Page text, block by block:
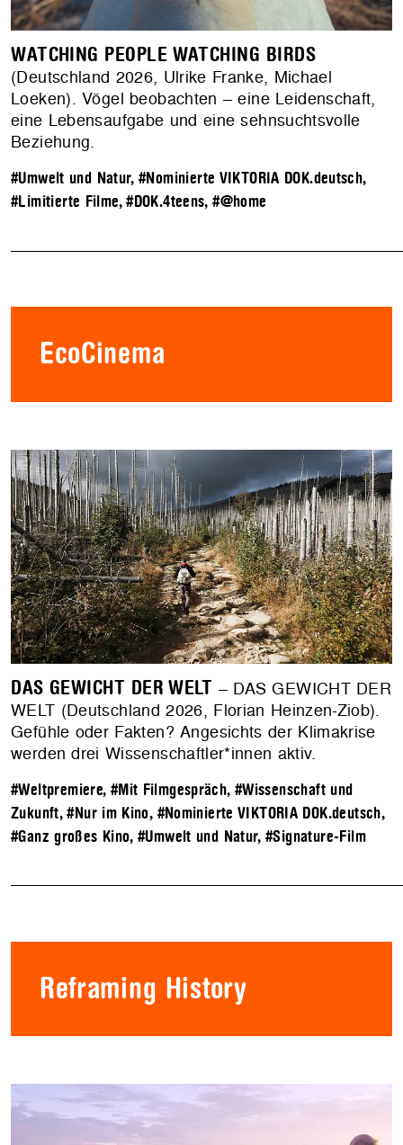
WATCHING PEOPLE WATCHING BIRDS
(Deutschland 2026, Ulrike Franke, Michael
Loeken). Vögel beobachten – eine Leidenschaft,
eine Lebensaufgabe und eine sehnsuchtsvolle
Beziehung.
#Umwelt und Natur,#Nominierte VIKTORIA DOK.deutsch,
#Limitierte Filme,#DOK.4teens,#@home
EcoCinema
DAS GEWICHT DER WELT – DAS GEWICHT DER
WELT (Deutschland 2026, Florian Heinzen-Ziob).
Gefühle oder Fakten? Angesichts der Klimakrise
werden drei Wissenschaftler*innen aktiv.
#Weltpremiere, #Mit Filmgespräch, #Wissenschaft und
Zukunft,#Nur im Kino, #Nominierte VIKTORIA DOK.deutsch,
#Ganz großes Kino,#Umwelt und Natur,#Signature-Film
Reframing History